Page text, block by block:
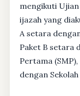
mengikuti
ijazah yang
A setara
Paket B setara
Pertama
dengan